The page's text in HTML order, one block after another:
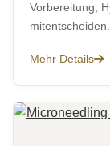
Vorbereitung,
mitentscheiden.
Mehr Details